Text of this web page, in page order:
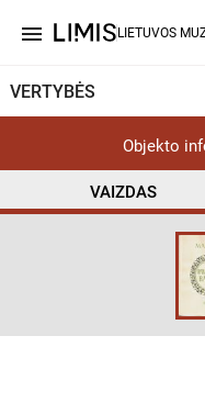
menu LIETUVOS
VERTYBĖS
Objekto
VAIZDAS